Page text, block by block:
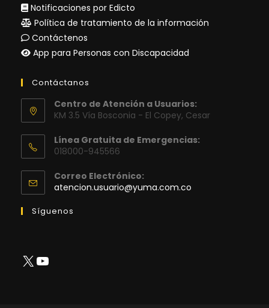
Notificaciones por Edicto
Política de tratamiento de la información
Contáctenos
App para Personas con Discapacidad
Contáctanos
Centro de Atención a Usuarios:
KM 3.5 Vía Bosconia - El Copey, Cesar
Línea Gratuita de Emergencias:
018000-945566
Correo Electrónico:
atencion.usuario@yuma.com.co
Síguenos
X YouTube